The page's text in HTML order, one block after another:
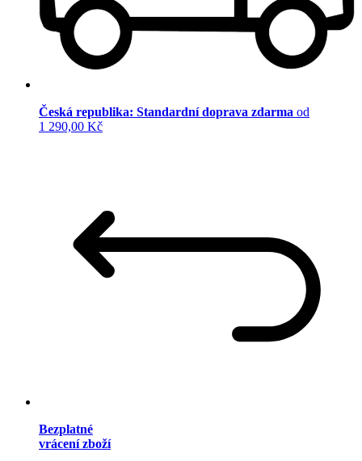
Česká republika: Standardní doprava zdarma od
1 290,00 Kč
Bezplatné
vrácení zboží